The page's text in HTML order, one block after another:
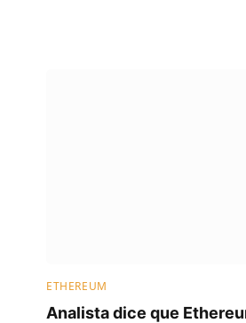
ETHEREUM
Analista dice que